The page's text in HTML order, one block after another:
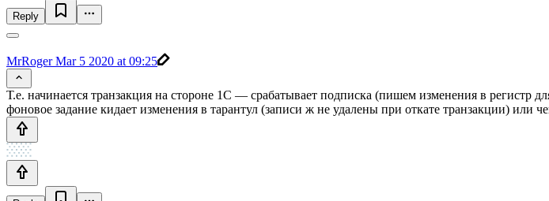
Reply
MrRogerMar 5 2020 at 09:25
Т.е. начинается транзакция на стороне 1С — срабатывает подписка (пишем изменения в
фоновое задание кидает изменения в тарантул (записи ж не удалены при откате транзакции) или